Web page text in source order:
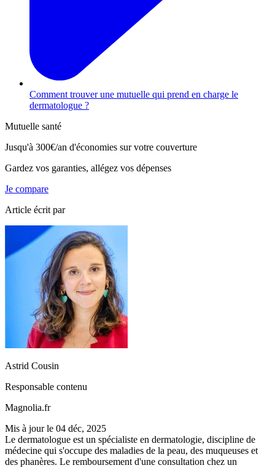
Comment trouver une mutuelle qui prend en charge le
dermatologue ?
Mutuelle santé
Jusqu'à 300€/an d'économies sur votre couverture
Gardez vos garanties, allégez vos dépenses
Je compare
Article écrit par
Astrid Cousin
Responsable contenu
Magnolia.fr
Mis à jour le 04 déc, 2025
Le dermatologue est un spécialiste en dermatologie, discipline de
médecine qui s'occupe des maladies de la peau, des muqueuses et
des phanères. Le remboursement d'une consultation chez un